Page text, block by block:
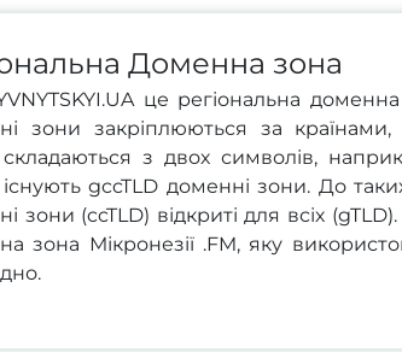
Доменна зона
це регіональна
зони закріплюються за
з двох символів,
gccTLD доменні зони. До
зони (ccTLD) відкриті для всіх
зона Мікронезії .FM, яку